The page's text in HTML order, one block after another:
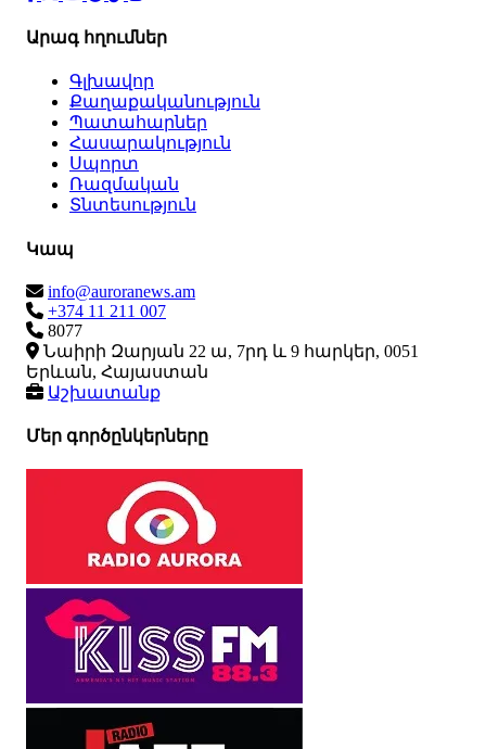
Արագ հղումներ
Գլխավոր
Քաղաքականություն
Պատահարներ
Հասարակություն
Սպորտ
Ռազմական
Տնտեսություն
Կապ
info@auroranews.am
+374 11 211 007
8077
Նաիրի Զարյան 22 ա, 7րդ և 9 հարկեր, 0051
Երևան, Հայաստան
Աշխատանք
Մեր գործընկերները